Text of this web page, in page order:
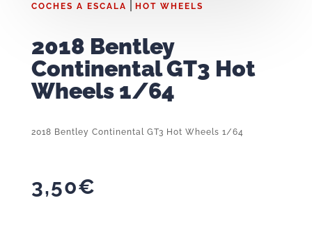
COCHES A ESCALA HOT WHEELS
2018 Bentley
Continental GT3 Hot
Wheels 1/64
2018 Bentley Continental GT3 Hot Wheels 1/64
3,50€